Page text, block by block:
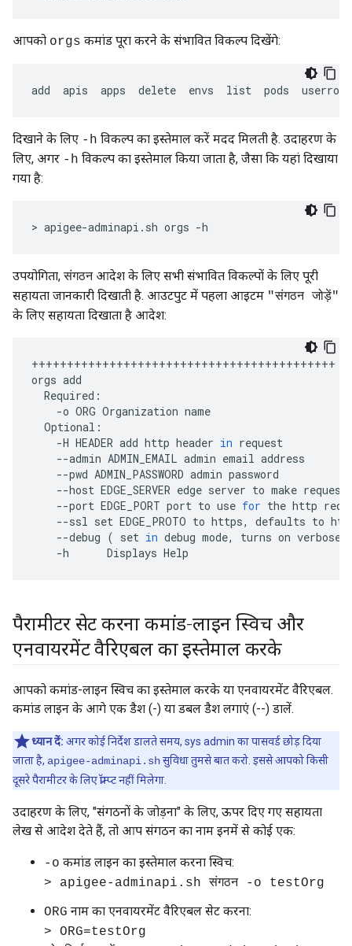
आपको orgs कमांड पूरा करने के संभावित विकल्प दिखेंगे:
add  apis  apps  delete  envs  list  pods
दिखाने के लिए -h विकल्प का इस्तेमाल करें मदद मिलती है. उदाहरण के
लिए, अगर -h विकल्प का इस्तेमाल किया जाता है, जैसा कि यहां दिखाया
गया है:
> apigee-adminapi.sh orgs -h
उपयोगिता,संगठनआदेश के लिए सभी संभावित विकल्पों के लिए पूरी
सहायता जानकारी दिखाती है. आउटपुट में पहला आइटम "संगठन जोड़ें"
के लिए सहायता दिखाता है आदेश:
+++++++++++++++++++++++++++++++++++++++++++
orgs add
Required :
-o ORG Organization name
Optional :
-H HEADER add http header in request
--admin ADMIN_EMAIL admin email address
--pwd ADMIN_PASSWORD admin password
--host EDGE_SERVER edge server to make request
--port EDGE_PORT port to use for the http
--ssl set EDGE_PROTO to https, defaults to
--debug ( set in debug mode, turns on verbose
-h Displays Help
पैरामीटर सेट करना कमांड-लाइन स्विच और
एनवायरमेंट वैरिएबल का इस्तेमाल करके
आपको कमांड-लाइन स्विच का इस्तेमाल करके या एनवायरमेंट वैरिएबल.
कमांड लाइन के आगे एक डैश (-) या डबल डैश लगाएं (--) डालें.
ध्यान दें: अगर कोई निर्देश डालते समय, sys admin का पासवर्ड छोड़ दिया
जाता है, apigee-adminapi.shसुविधा तुमसे बात करो. इससे आपको किसी
दूसरे पैरामीटर के लिए प्रॉम्प्ट नहीं मिलेगा.
उदाहरण के लिए, "संगठनों के जोड़ना" के लिए, ऊपर दिए गए सहायता
लेख से आदेश देते हैं, तो आप संगठन का नाम इनमें से कोई एक:
-o कमांड लाइन का इस्तेमाल करना स्विच:
> apigee-adminapi.sh संगठन -o testOrg
ORG नाम का एनवायरमेंट वैरिएबल सेट करना:
> ORG=testOrg